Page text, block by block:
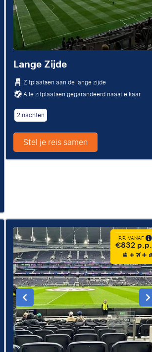
Lange Zijde
Zitplaatsen aan de lange zijde
Alle zitplaatsen gegarandeerd naast elkaar
2 nachten
Stel je reis samen
P.P. VANAF
€832 p.p.